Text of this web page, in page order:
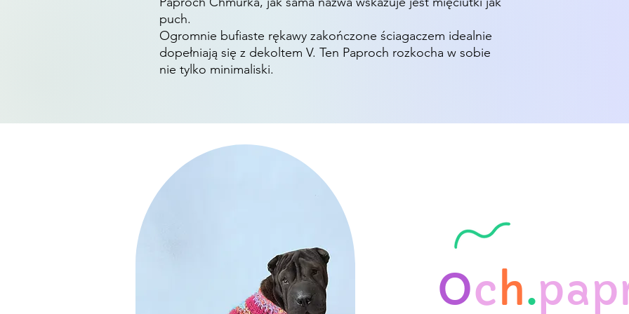
puch.
Ogromnie bufiaste rękawy zakończone ściagaczem idealnie
dopełniają się z dekoltem V. Ten Paproch rozkocha w sobie
nie tylko minimaliski.
Och.